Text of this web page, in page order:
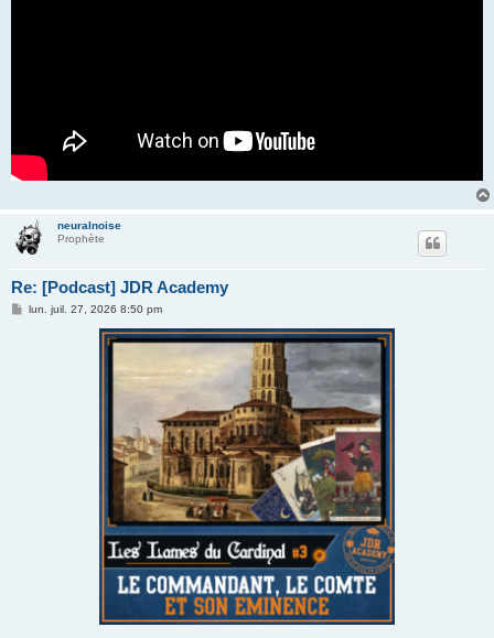
neuralnoise
Prophète
Re: [Podcast] JDR Academy
Mlun. juil. 27, 2026 8:50 pm